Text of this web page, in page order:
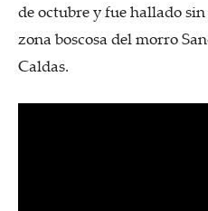
de octubre y fue hallado
zona boscosa del morro
Caldas.